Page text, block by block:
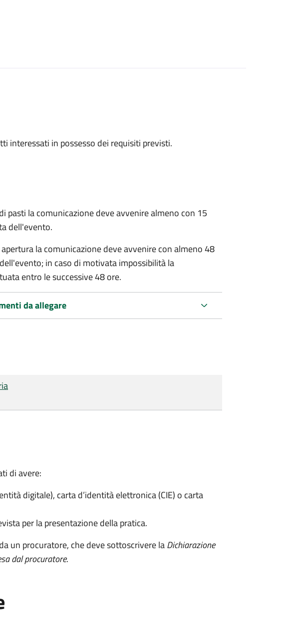
interessati in possesso dei requisiti previsti.
pasti la comunicazione deve avvenire almeno con 15
dell'evento.
la comunicazione deve avvenire con almeno 48
in caso di motivata impossibilità la
entro le successive 48 ore.
da allegare
di avere:
digitale), carta d’identità elettronica (CIE) o carta
per la presentazione della pratica.
un procuratore, che deve sottoscrivere laDichiarazione
dal procuratore.